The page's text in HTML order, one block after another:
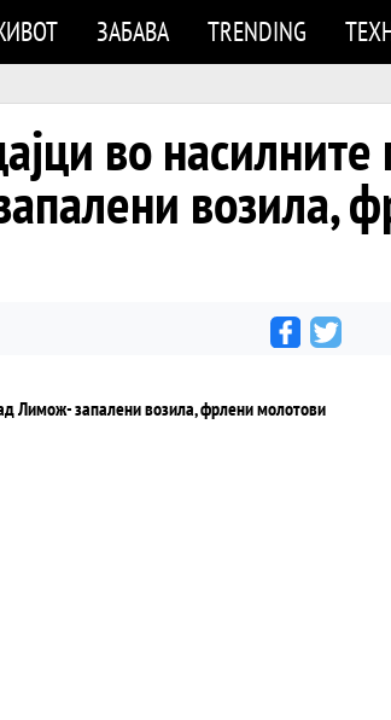
ЗАБАВА TRENDING
во насилните
возила,